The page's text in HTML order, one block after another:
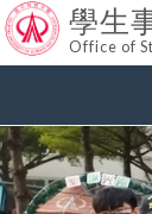
學生
Office of